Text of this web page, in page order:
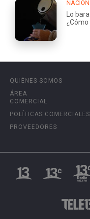
Lo
QUIÉNES SOMOS
ÁREA
COMERCIAL
POLÍTICAS COMERCIALES
PROVEEDORES